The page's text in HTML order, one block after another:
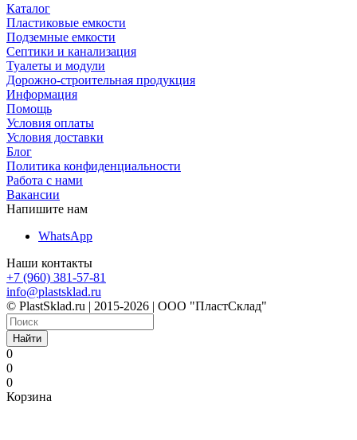
Каталог
Пластиковые емкости
Подземные емкости
Септики и канализация
Туалеты и модули
Дорожно-строительная продукция
Информация
Помощь
Условия оплаты
Условия доставки
Блог
Политика конфиденциальности
Работа с нами
Вакансии
Напишите нам
WhatsApp
Наши контакты
+7 (960) 381-57-81
info@plastsklad.ru
© PlastSklad.ru | 2015-2026 | ООО "ПластСклад"
Найти
0
0
0
Корзина